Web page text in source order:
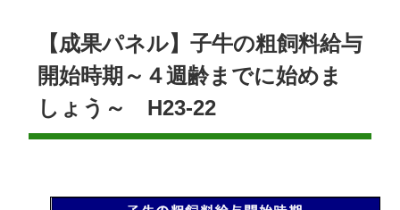
【成果パネル】子牛の粗飼料給与
開始時期～４週齢までに始めま
しょう～ H23-22